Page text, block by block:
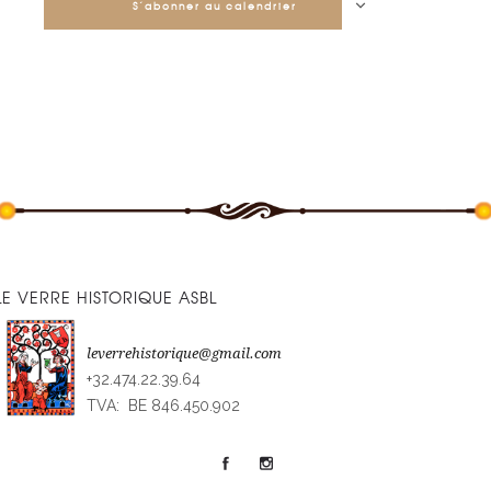
S’abonner au calendrier
VERRE HISTORIQUE ASBL
leverrehistorique@gmail.com
+32.474.22.39.64
TVA: BE 846.450.902